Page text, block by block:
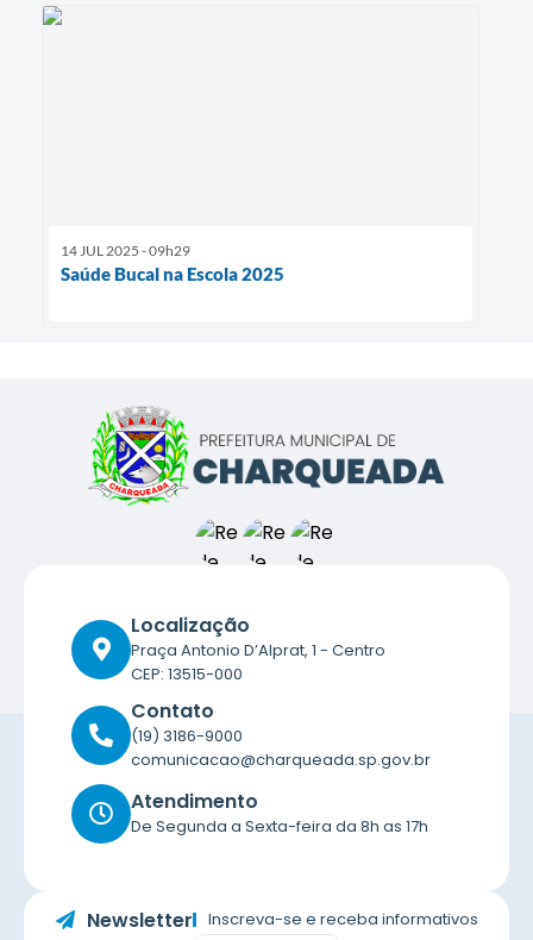
14 JUL 2025 - 09h29
Saúde Bucal na Escola 2025
Localização
Praça Antonio D’Alprat, 1 - Centro
CEP: 13515-000
Contato
(19) 3186-9000
comunicacao@charqueada.sp.gov.br
Atendimento
De Segunda a Sexta-feira da 8h as 17h
Newsletter Inscreva-se e receba informativos